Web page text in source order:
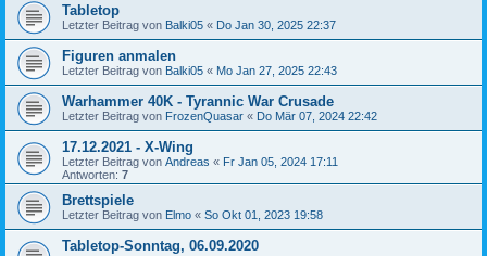
Tabletop
Letzter Beitrag von Balki05 « Do Jan 30, 2025 22:37
Figuren anmalen
Letzter Beitrag von Balki05 « Mo Jan 27, 2025 22:43
Warhammer 40K - Tyrannic War Crusade
Letzter Beitrag von FrozenQuasar « Do Mär 07, 2024 22:42
17.12.2021 - X-Wing
Letzter Beitrag von Andreas « Fr Jan 05, 2024 17:11
Antworten: 7
Brettspiele
Letzter Beitrag von Elmo « So Okt 01, 2023 19:58
Tabletop-Sonntag, 06.09.2020